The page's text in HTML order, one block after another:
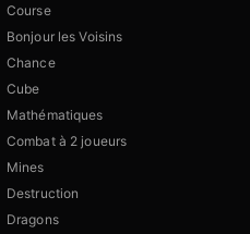
Course
Bonjour les Voisins
Chance
Cube
Mathématiques
Combat à 2 joueurs
Mines
Destruction
Dragons